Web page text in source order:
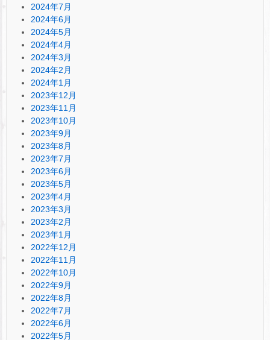
2024年7月
2024年6月
2024年5月
2024年4月
2024年3月
2024年2月
2024年1月
2023年12月
2023年11月
2023年10月
2023年9月
2023年8月
2023年7月
2023年6月
2023年5月
2023年4月
2023年3月
2023年2月
2023年1月
2022年12月
2022年11月
2022年10月
2022年9月
2022年8月
2022年7月
2022年6月
2022年5月